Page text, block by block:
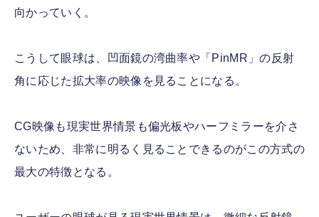
向かっていく。
こうして眼球は、凹面鏡の湾曲率や「PinMR」の反射
角に応じた拡大率の映像を見ることになる。
CG映像も現実世界情景も偏光板やハーフミラーを介さ
ないため、非常に明るく見ることできるのがこの方式の
最大の特徴となる。